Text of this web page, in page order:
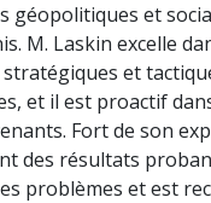
géopolitiques et
M. Laskin excelle
stratégiques et
et il est proactif
Fort de son
des résultats
problèmes et est